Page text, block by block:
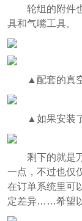
轮组的附件
具和气嘴工具。
▲配套的真
▲如果安装
剩下的就是
一点，不过也仅
在订单系统里可
定差异……希望